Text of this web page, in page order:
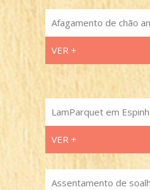
Afagamento de chão
VER +
LamParquet em
VER +
Assentamento de